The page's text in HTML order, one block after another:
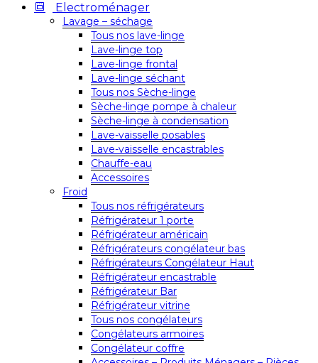
Electroménager
Lavage – séchage
Tous nos lave-linge
Lave-linge top
Lave-linge frontal
Lave-linge séchant
Tous nos Sèche-linge
Sèche-linge pompe à chaleur
Sèche-linge à condensation
Lave-vaisselle posables
Lave-vaisselle encastrables
Chauffe-eau
Accessoires
Froid
Tous nos réfrigérateurs
Réfrigérateur 1 porte
Réfrigérateur américain
Réfrigérateurs congélateur bas
Réfrigérateurs Congélateur Haut
Réfrigérateur encastrable
Réfrigérateur Bar
Réfrigérateur vitrine
Tous nos congélateurs
Congélateurs armoires
Congélateur coffre